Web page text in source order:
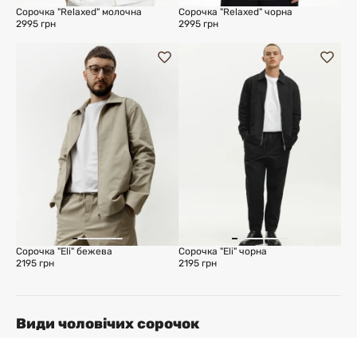
Сорочка "Relaxed" молочна
2995 грн
Сорочка "Relaxed" чорна
2995 грн
Сорочка "Eli" бежева
2195 грн
Сорочка "Eli" чорна
2195 грн
Види чоловічих сорочок